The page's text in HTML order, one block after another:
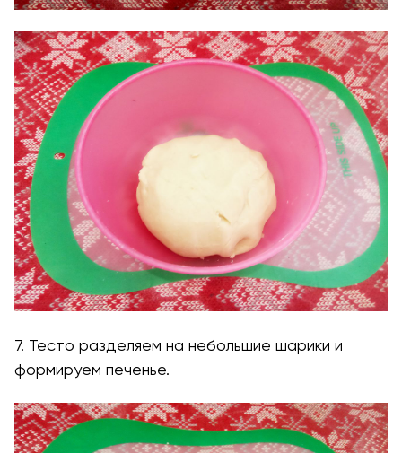
7. Тесто разделяем на небольшие шарики и
формируем печенье.